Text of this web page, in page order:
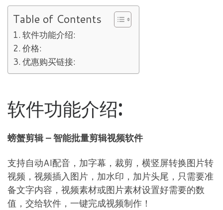
Table of Contents
软件功能介绍:
价格:
优惠购买链接:
软件功能介绍:
螃蟹剪辑 – 智能批量剪辑视频软件
支持自动AI配音，加字幕，裁剪，横竖屏转换图片转
视频，视频插入图片，加水印，加片头尾，只需要准
备文字内容，视频素材或图片素材设置好需要的数
值，交给软件，一键完成视频制作！